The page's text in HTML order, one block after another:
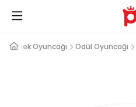
Köpek Oyuncağı Ödül Oyuncağı